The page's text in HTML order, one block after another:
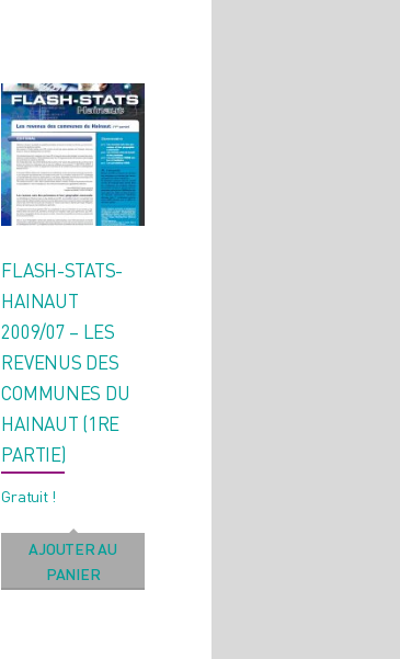
FLASH-STATS-
HAINAUT
2009/07 – LES
REVENUS DES
COMMUNES DU
HAINAUT (1RE
PARTIE)
Gratuit !
AJOUTER AU
PANIER